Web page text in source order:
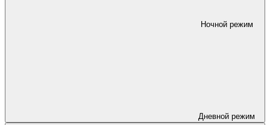
Ночной режим
Дневной режим